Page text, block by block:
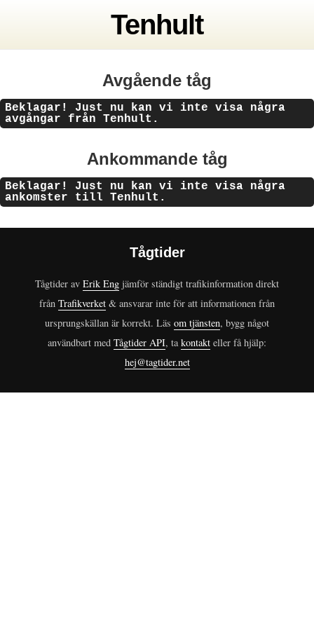
Tenhult
Avgående tåg
Beklagar! Just nu kan vi inte visa några
avgångar från Tenhult.
Ankommande tåg
Beklagar! Just nu kan vi inte visa några
ankomster till Tenhult.
Tågtider
Tågtider av Erik Eng jämför ständigt trafikinformation direkt
från Trafikverket & ansvarar inte för att informationen från
ursprungskällan är korrekt. Läs om tjänsten, bygg något
användbart med Tågtider API, takontakt eller få hjälp:
hej@tagtider.net